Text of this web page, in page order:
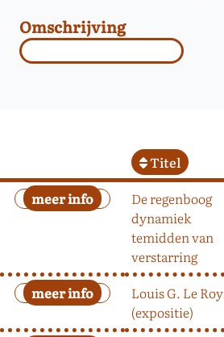
Omschrijving
Titel
De regenboog
dynamiek
temidden van
verstarring
Louis G. Le Roy
(expositie)